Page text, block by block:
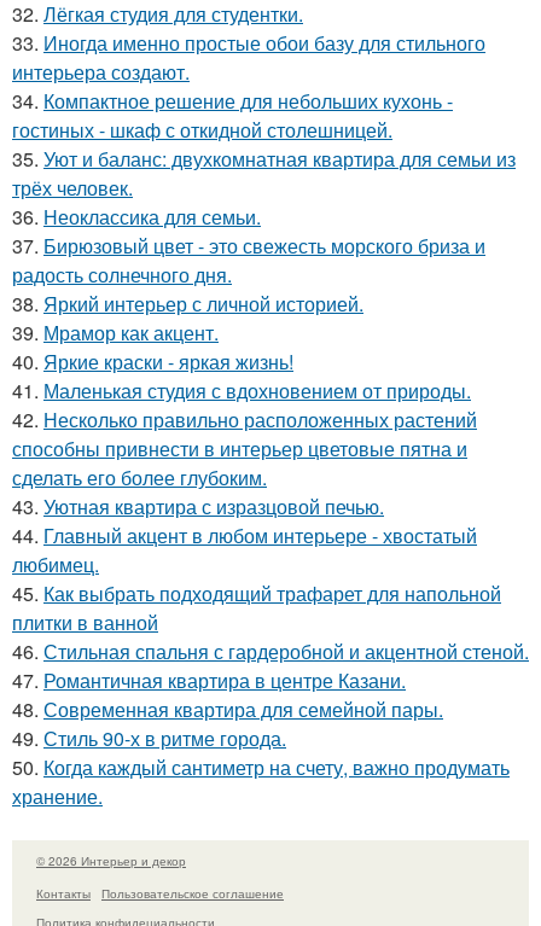
32. Лёгкая студия для студентки.
33. Иногда именно простые обои базу для стильного
интерьера создают.
34. Компактное решение для небольших кухонь -
гостиных - шкаф с откидной столешницей.
35. Уют и баланс: двухкомнатная квартира для семьи из
трёх человек.
36. Неоклассика для семьи.
37. Бирюзовый цвет - это свежесть морского бриза и
радость солнечного дня.
38. Яркий интерьер с личной историей.
39. Мрамор как акцент.
40. Яркие краски - яркая жизнь!
41. Маленькая студия с вдохновением от природы.
42. Несколько правильно расположенных растений
способны привнести в интерьер цветовые пятна и
сделать его более глубоким.
43. Уютная квартира с изразцовой печью.
44. Главный акцент в любом интерьере - хвостатый
любимец.
45. Как выбрать подходящий трафарет для напольной
плитки в ванной
46. Стильная спальня с гардеробной и акцентной стеной.
47. Романтичная квартира в центре Казани.
48. Современная квартира для семейной пары.
49. Стиль 90-х в ритме города.
50. Когда каждый сантиметр на счету, важно продумать
хранение.
© 2026 Интерьер и декор
Контакты
Пользовательское соглашение
Политика конфидециальности